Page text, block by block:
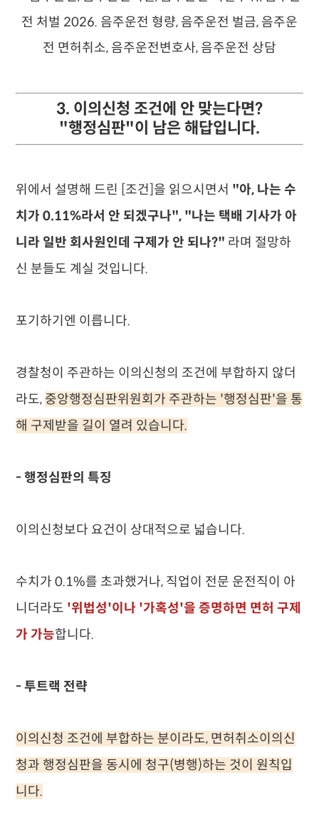
3. 이의신청 조건에 안 맞는다면?
"행정심판"이 남은 해답입니다.
위에서 설명해 드린 [조건]을 읽으시면서 "아, 나는 수
치가 0.11%라서 안 되겠구나", "나는 택배 기사가 아
니라 일반 회사원인데 구제가 안 되나?" 라며 절망하
신 분들도 계실 것입니다.
포기하기엔 이릅니다.
경찰청이 주관하는 이의신청의 조건에 부합하지 않더
라도, 중앙행정심판위원회가 주관하는 '행정심판'을 통
해 구제받을 길이 열려 있습니다.
- 행정심판의 특징
이의신청보다 요건이 상대적으로 넓습니다.
수치가 0.1%를 초과했거나, 직업이 전문 운전직이 아
니더라도 '위법성'이나 '가혹성'을 증명하면 면허 구제
가 가능합니다.
- 투트랙 전략
이의신청 조건에 부합하는 분이라도, 면허취소이의신
청과 행정심판을 동시에 청구(병행)하는 것이 원칙입
니다.